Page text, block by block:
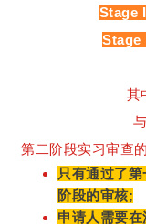
Stage
Stage
其
第二阶段实习审查
只有通过了
阶段的审核;
申请人需要